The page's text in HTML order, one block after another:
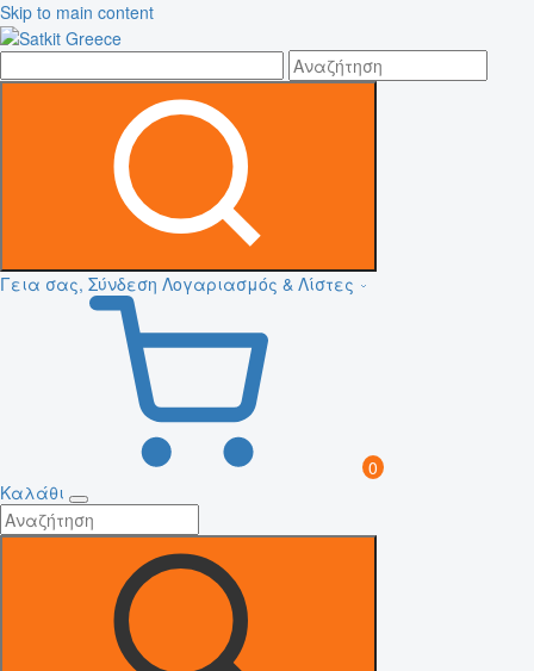
Skip to main content
Γεια σας, Σύνδεση Λογαριασμός & Λίστες
0
Καλάθι